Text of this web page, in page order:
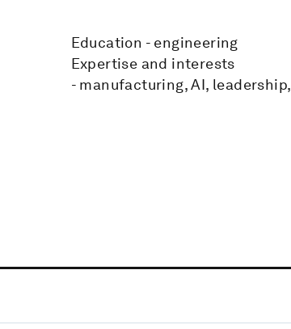
Education - engineering
Expertise and interests
- manufacturing, AI,